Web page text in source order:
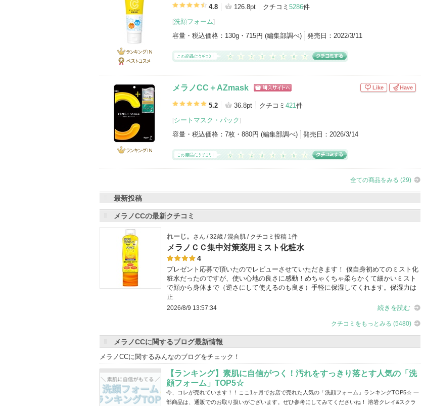
ランキング
メ
グサイトへ
4.8 126.8pt クチコミ 5286件
[洗顔フォーム]
容量・税込価格： 130g・715円 (編集部調べ) 発売日： 2022/3/11
メラノCC＋AZmask
グサイトへ
5.2 36.8pt クチコミ 421件
[シートマスク・パック]
容量・税込価格： 7枚・880円 (編集部調べ) 発売日： 2026/3/14
Like Have
全ての商品をみる (29)
最新投稿
メラノCCの最新クチコミ
れーじ。 さん / 32歳 / 混合肌 / クチコミ投稿 1件
メラノＣＣ集中対策薬用ミスト化粧水
4
プレゼント応募で頂いたのでレビューさせていただきます！ 僕自身初めてのミスト化
粧水だったのですが、使い心地の良さに感動！めちゃくちゃ柔らかくて細かいミスト
で顔から身体まで（逆さにして使えるのも良き）手軽に保湿してくれます。保湿力は
正
2026/8/9 13:57:34 続きを読む
クチコミをもっとみる (5480)
メラノCCに関するブログ最新情報
メラノCCに関するみんなのブログをチェック！
【ランキング】素肌に自信がつく！汚れをすっきり落とす人気の「洗
顔フォーム」TOP5☆
今、コレが売れています！！ここ1ヶ月でお店で売れた人気の「洗顔フォーム」ランキングTOP5☆ 一
部商品は、通販でのお取り扱いがございます。ぜひ参考にしてみてくださいね！ 溶岩クレイ&スクラ